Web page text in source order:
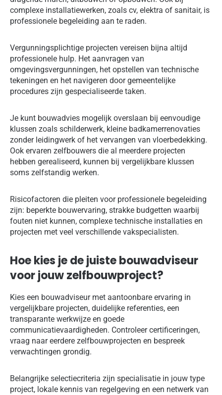
complexe installatiewerken, zoals cv, elektra of sanitair, is
professionele begeleiding aan te raden.
Vergunningsplichtige projecten vereisen bijna altijd
professionele hulp. Het aanvragen van
omgevingsvergunningen, het opstellen van technische
tekeningen en het navigeren door gemeentelijke
procedures zijn gespecialiseerde taken.
Je kunt bouwadvies mogelijk overslaan bij eenvoudige
klussen zoals schilderwerk, kleine badkamerrenovaties
zonder leidingwerk of het vervangen van vloerbedekking.
Ook ervaren zelfbouwers die al meerdere projecten
hebben gerealiseerd, kunnen bij vergelijkbare klussen
soms zelfstandig werken.
Risicofactoren die pleiten voor professionele begeleiding
zijn: beperkte bouwervaring, strakke budgetten waarbij
fouten niet kunnen, complexe technische installaties en
projecten met veel verschillende vakspecialisten.
Hoe kies je de juiste bouwadviseur
voor jouw zelfbouwproject?
Kies een bouwadviseur met aantoonbare ervaring in
vergelijkbare projecten, duidelijke referenties, een
transparante werkwijze en goede
communicatievaardigheden. Controleer certificeringen,
vraag naar eerdere zelfbouwprojecten en bespreek
verwachtingen grondig.
Belangrijke selectiecriteria zijn specialisatie in jouw type
project, lokale kennis van regelgeving en een netwerk van